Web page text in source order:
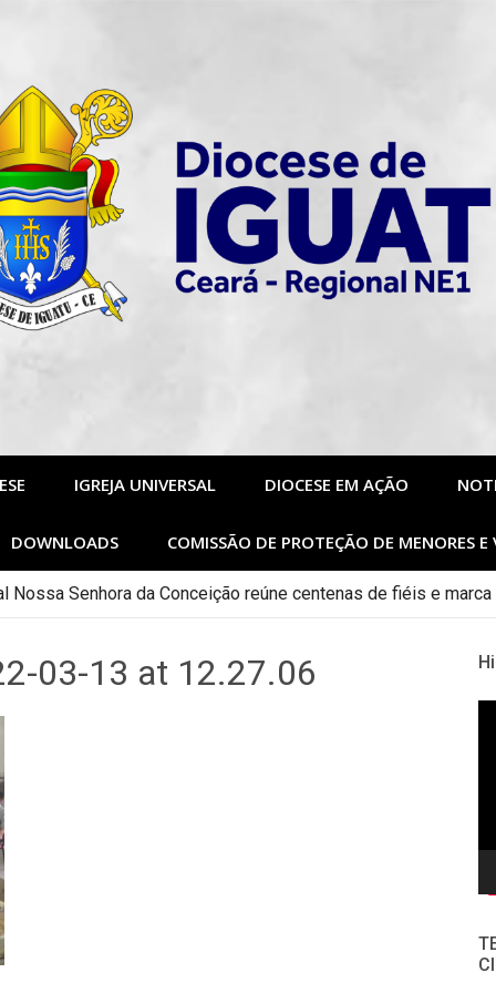
IGREJA UNIVERSAL DIOCESE EM AÇÃO
DOWNLOADS COMISSÃO DE PROTEÇÃO DE MENORES E
Escola Diaconal São Lourenço
03-13 at 12.27.06